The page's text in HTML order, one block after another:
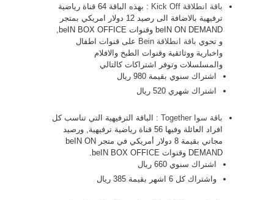
باقة انطلاقة Kick Off
: بهذه الباقة 64 قناة رياضية
ترفيهية بالاضافة الى رصيد 12 دولار امريكي بمتجر
و تحوي باقة انطلاقة Bein
على قنوات اطفال
واخبارية ووثائقية وقنوات الطبخ والافلام
والمسلسلات وتوفر اشتراكات كالتالي
اشتراك سنوي بقيمة 980 ريال
اشتراك شهري 520 ريال
باقة سوا Together
: الباقة الترفيهية التي تناسب كل
افراد العائلة وفيها 56 قناة رياضية ترفيهية, ورصيد
مجاني بقيمة 8 دولار أمريكي في متجر beIN ON
DEMAND وقنوات beIN BOX OFFICE.
اشتراك سنوي 660 ريال
واشتراك كل 6 اشهر بقيمة 385 ريال